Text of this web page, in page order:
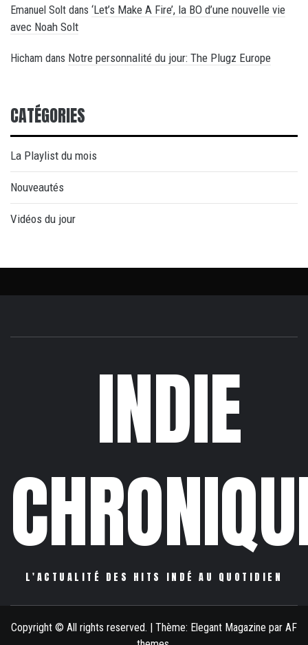
Emanuel Solt dans ‘Let’s Make A Fire’, la BO d’une nouvelle vie
avec Noah Solt
Hicham dans Notre personnalité du jour: The Plugz Europe
CATÉGORIES
La Playlist du mois
Nouveautés
Vidéos du jour
INDIE
L'ACTUALITÉ DES HITS INDÉ AU QUOTIDIEN
Copyright © All rights reserved. | Thème: Elegant Magazine par AF